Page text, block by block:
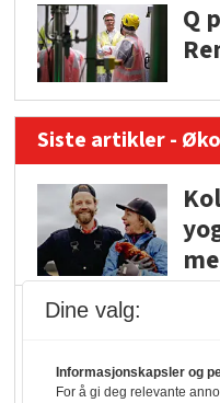
Q
Siste artikler -
Dine valg:
Informasjonskapsler og
For å gi deg relevante